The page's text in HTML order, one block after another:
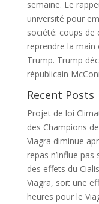
semaine. Le
université pour
société: coups
reprendre la
Trump. Trump
républicain
Recent Posts
Projet de loi
des Champions
Viagra diminue
repas n’influe pas
des effets du
Viagra, soit une
heures pour le